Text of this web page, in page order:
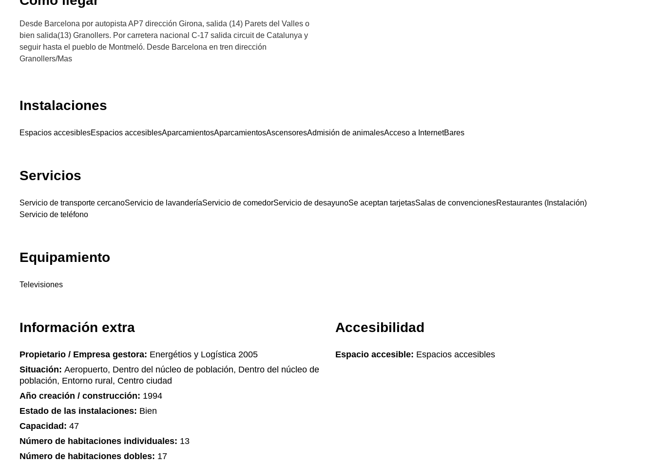
Desde Barcelona por autopista AP7 dirección Girona, salida (14) Parets del Valles o
bien salida(13) Granollers. Por carretera nacional C-17 salida circuit de Catalunya y
seguir hasta el pueblo de Montmeló. Desde Barcelona en tren dirección
Granollers/Mas
Instalaciones
Espacios accesiblesEspacios accesiblesAparcamientosAparcamientosAscensoresAdmisión de animalesAcceso a InternetBares
Servicios
Servicio de transporte cercanoServicio de lavanderíaServicio de comedorServicio de desayunoSe aceptan tarjetasSalas de convencionesRestaurantes (Instalación)
Servicio de teléfono
Equipamiento
Televisiones
Información extra
Propietario / Empresa gestora: Energétios y Logística 2005
Situación: Aeropuerto, Dentro del núcleo de población, Dentro del núcleo de
población, Entorno rural, Centro ciudad
Año creación / construcción: 1994
Estado de las instalaciones: Bien
Capacidad: 47
Número de habitaciones individuales: 13
Número de habitaciones dobles: 17
Accesibilidad
Espacio accesible: Espacios accesibles